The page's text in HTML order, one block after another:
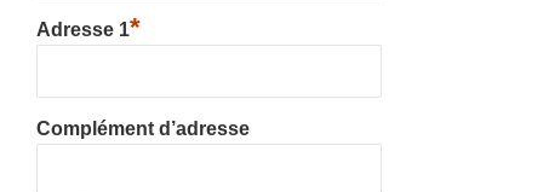
Adresse 1*
Complément d’adresse